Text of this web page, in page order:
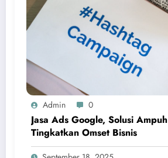
Admin 0
Jasa Ads Google, Solusi Ampuh
Tingkatkan Omset Bisnis